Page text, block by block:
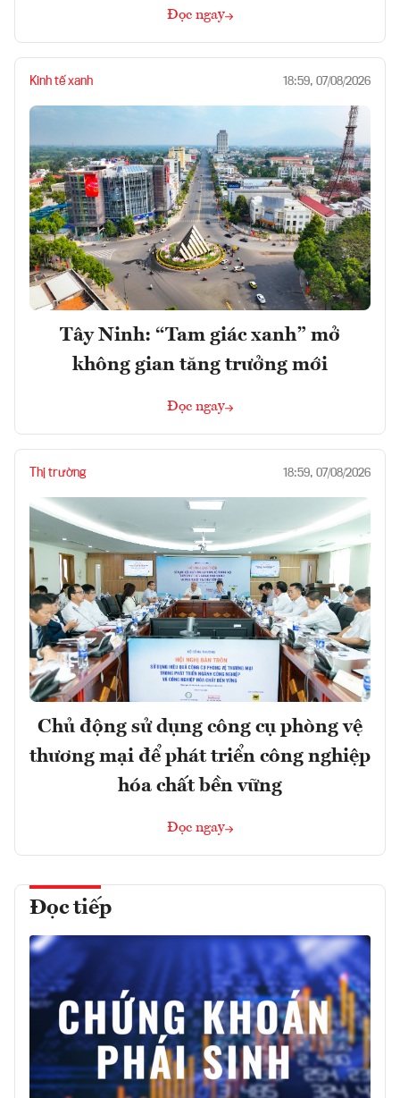
Đọc ngay
Kinh tế xanh 18:59, 07/08/2026
Tây Ninh: “Tam giác xanh” mở
không gian tăng trưởng mới
Đọc ngay
Thị trường 18:59, 07/08/2026
Chủ động sử dụng công cụ phòng vệ
thương mại để phát triển công nghiệp
hóa chất bền vững
Đọc ngay
Đọc tiếp